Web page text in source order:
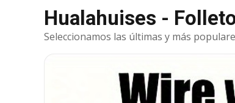
Hualahuises -
Seleccionamos las últimas y más